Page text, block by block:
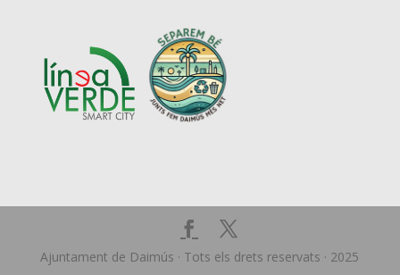
Ajuntament de Daimús · Tots els drets reservats · 2025